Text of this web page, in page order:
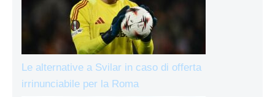
Le alternative a Svilar in caso di offerta
irrinunciabile per la Roma